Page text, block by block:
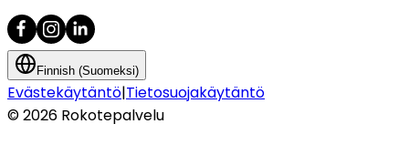
Finnish (Suomeksi)
Evästekäytäntö|Tietosuojakäytäntö
©2026 Rokotepalvelu